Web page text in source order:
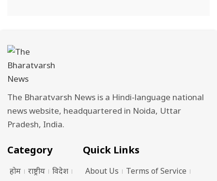
The Bharatvarsh News is a Hindi-language national
news website, headquartered in Noida, Uttar
Pradesh, India.
Category
होम राष्ट्रीय
विदेश
Quick Links
About Us
Terms of Service